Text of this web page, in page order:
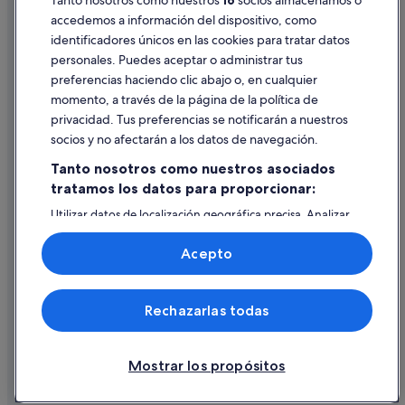
Ayuda
Cancelar un vuelo
Cancelar una reserva de hotel o de un alquiler vacacional
Plazos de reembolso
Utilizar un cupón de Expedia
Documentos para viajes internacionales
© 2026 Expedia, Inc., una empresa de Expedia Group. Todos los
derechos reservados. Expedia y el logotipo de Expedia son marcas
comerciales o marcas comerciales registradas de Expedia, Inc.
accedemos a información del dispositivo, como
identificadores únicos en las cookies para tratar datos
personales. Puedes aceptar o administrar tus
preferencias haciendo clic abajo o, en cualquier
momento, a través de la página de la política de
privacidad. Tus preferencias se notificarán a nuestros
socios y no afectarán a los datos de navegación.
Tanto nosotros como nuestros asociados
tratamos los datos para proporcionar:
Utilizar datos de localización geográfica precisa. Analizar
activamente las características del dispositivo para su
identificación. Almacenar la información en un dispositivo
y/o acceder a ella. Publicidad y contenido personalizados,
medición de publicidad y contenido, investigación de
audiencia y desarrollo de servicios.
Lista de asociados (proveedores)
Mostrar los propósitos
Rechazarlas todas
Acepto